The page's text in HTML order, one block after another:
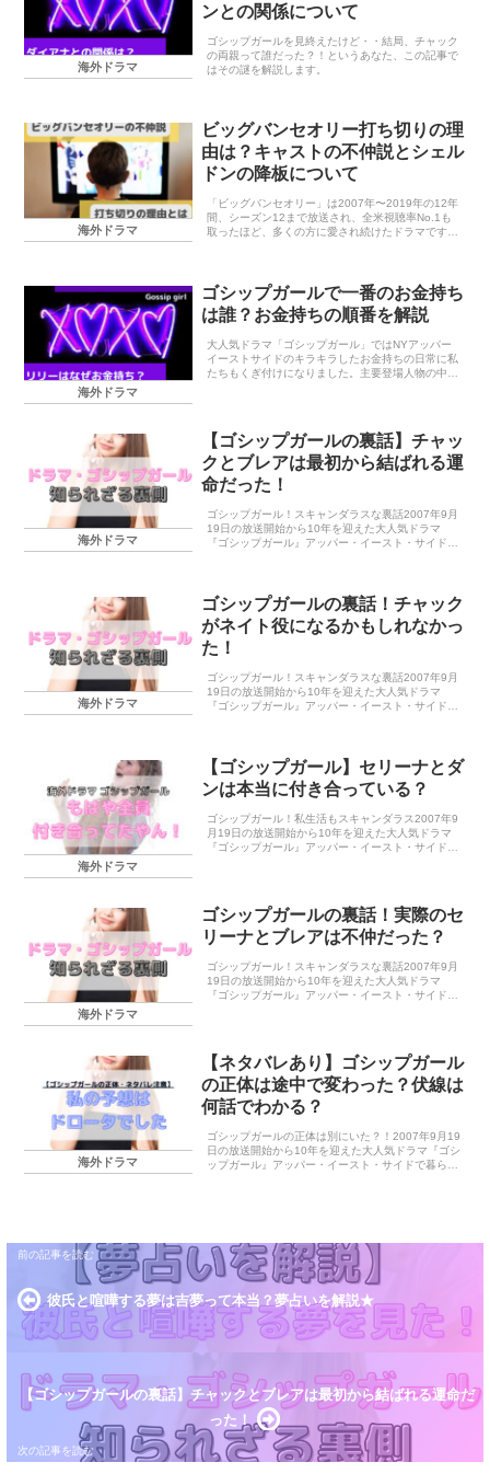
海外ドラマ
ンとの関係について
ゴシップガールを見終えたけど・・結局、チャック
の両親って誰だった？！というあなた、この記事で
はその謎を解説します。
海外ドラマ
ビッグバンセオリー打ち切りの理
由は？キャストの不仲説とシェル
ドンの降板について
「ビッグバンセオリー」は2007年〜2019年の12年
間、シーズン12まで放送され、全米視聴率No.1も
取ったほど、多くの方に愛され続けたドラマです。
海外ドラマ
ゴシップガールで一番のお金持ち
は誰？お金持ちの順番を解説
大人気ドラマ「ゴシップガール」ではNYアッパー
イーストサイドのキラキラしたお金持ちの日常に私
たちもくぎ付けになりました。主要登場人物の中で
海外ドラマ
【ゴシップガールの裏話】チャッ
クとブレアは最初から結ばれる運
命だった！
ゴシップガール！スキャンダラスな裏話2007年9月
19日の放送開始から10年を迎えた大人気ドラマ
『ゴシップガール』アッパー・イースト・サイドで
海外ドラマ
ゴシップガールの裏話！チャック
がネイト役になるかもしれなかっ
た！
ゴシップガール！スキャンダラスな裏話2007年9月
19日の放送開始から10年を迎えた大人気ドラマ
『ゴシップガール』アッパー・イースト・サイドで
海外ドラマ
【ゴシップガール】セリーナとダ
ンは本当に付き合っている？
ゴシップガール！私生活もスキャンダラス2007年9
月19日の放送開始から10年を迎えた大人気ドラマ
『ゴシップガール』アッパー・イースト・サイドで
海外ドラマ
ゴシップガールの裏話！実際のセ
リーナとブレアは不仲だった？
ゴシップガール！スキャンダラスな裏話2007年9月
19日の放送開始から10年を迎えた大人気ドラマ
『ゴシップガール』アッパー・イースト・サイドで
海外ドラマ
【ネタバレあり】ゴシップガール
の正体は途中で変わった？伏線は
何話でわかる？
ゴシップガールの正体は別にいた？！2007年9月19
日の放送開始から10年を迎えた大人気ドラマ『ゴシ
ップガール』アッパー・イースト・サイドで暮らす
彼氏と喧嘩する夢は吉夢って本当？夢占いを解説★
【ゴシップガールの裏話】チャックとブレアは最初から結ばれる運命だ
った！